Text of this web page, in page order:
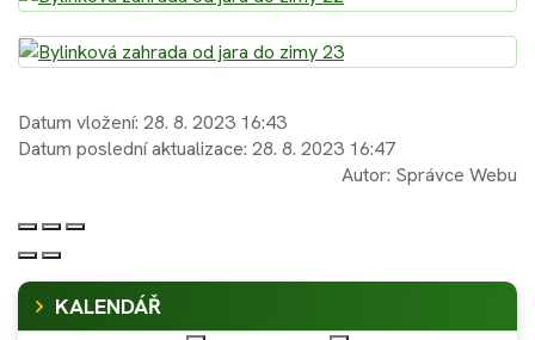
Datum vložení: 28. 8. 2023 16:43
Datum poslední aktualizace: 28. 8. 2023 16:47
Autor: Správce Webu
KALENDÁŘ